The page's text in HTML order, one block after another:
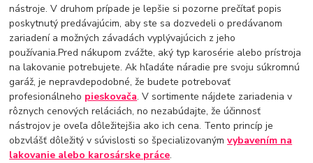
nástroje. V druhom prípade je lepšie si pozorne prečítať popis
poskytnutý predávajúcim, aby ste sa dozvedeli o predávanom
zariadení a možných závadách vyplývajúcich z jeho
používania.Pred nákupom zvážte, aký typ karosérie alebo prístroja
na lakovanie potrebujete. Ak hľadáte náradie pre svoju súkromnú
garáž, je nepravdepodobné, že budete potrebovať
profesionálneho pieskovača. V sortimente nájdete zariadenia v
rôznych cenových reláciách, no nezabúdajte, že účinnosť
nástrojov je oveľa dôležitejšia ako ich cena. Tento princíp je
obzvlášť dôležitý v súvislosti so špecializovanýmvybavením na
lakovanie alebo karosárske práce.